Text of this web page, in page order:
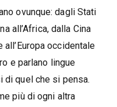
ovunque: dagli Stati
all’Africa, dalla Cina
occidentale
e parlano lingue
di quel che si pensa.
più di ogni altra